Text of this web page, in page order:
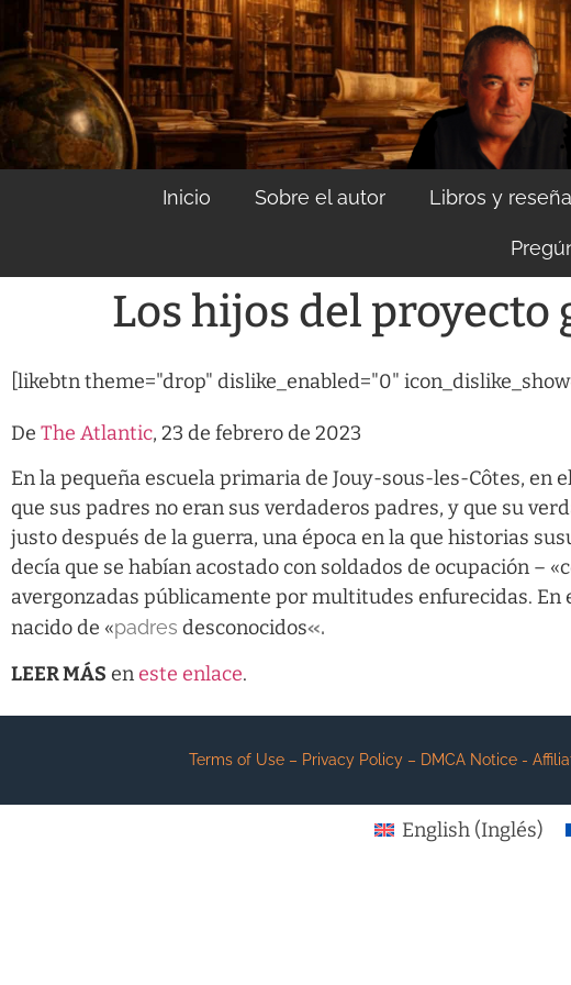
contenido
Inicio Sobre el autor Libros y
Los hijos del proyecto
[likebtn theme="drop" dislike_enabled="0"
De The Atlantic, 23 de febrero de 2023
En la pequeña escuela primaria de Jouy-sous-les-Côtes, en
que sus padres no eran sus verdaderos padres, y que su
justo después de la guerra, una época en la que historias
decía que se habían acostado con soldados de ocupación – «
avergonzadas públicamente por multitudes enfurecidas. En
nacido de «padres desconocidos«.
LEER MÁS en este enlace.
Terms of Use – Privacy Policy – DMCA Notice -
English (Inglés)